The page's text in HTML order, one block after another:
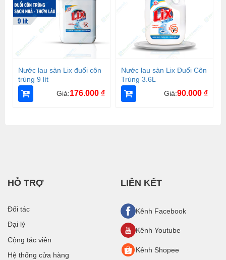
Nước lau sàn Lix đuổi côn
trùng 9 lít
Giá:176.000 ₫
Nước lau sàn Lix Đuổi Côn
Trùng 3.6L
Giá:90.000 ₫
HỖ TRỢ
Đối tác
Đại lý
Cộng tác viên
Hệ thống cửa hàng
LIÊN KẾT
Kênh Facebook
Kênh Youtube
Kênh Shopee